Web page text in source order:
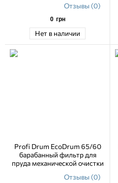
Отзывы (0)
0 грн
Нет в наличии
Profi Drum EcoDrum 65/60
барабанный фильтр для
пруда механической очистки
Отзывы (0)